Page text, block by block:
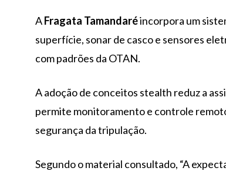
AFragata Tamandaréincorpora um
superfície, sonar de casco e sensores
com padrões da OTAN.
A adoção de conceitos stealth reduz a
permite monitoramento e controle
segurança da tripulação.
Segundo o material consultado, “A